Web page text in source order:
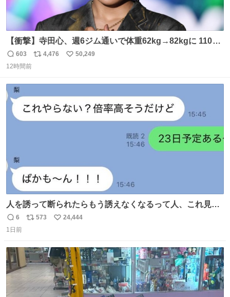
【衝撃】寺田心、週6ジム通いで体重62kg→82kgに 110kg
のベンチプレス持ち上げる姿披露
news.livedoor.com/article/detail… 元々自重のみだった
のためおにぎり10個、ゼリー飲料3～4本、パスタと毎日4
千kcalオーバーの食事を摂取し、増量したという。
返
信
603
リ
数
4,476
い
50,249
12時間前
人を誘って断られたらもう誘えなくなるって人、これ見て
元気出してほしい
返
信
6
リ
ト
数
573
い
24,444
1日前